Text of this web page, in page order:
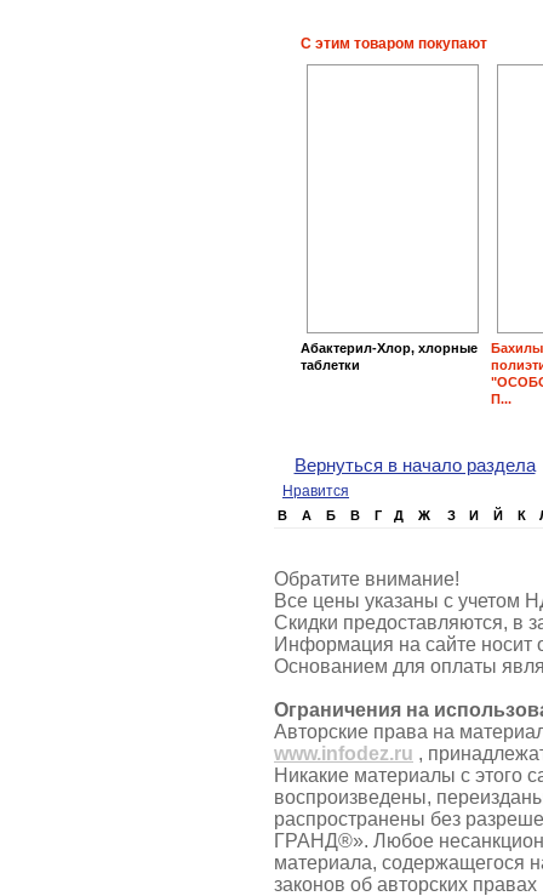
С этим товаром покупают
Абактерил-Хлор, хлорные
таблетки
П...
Вернуться в начало раздела
Нравится
B А Б В Г Д Ж З И Й К
Обратите внимание!
Все цены указаны с учетом
Скидки предоставляются, в
Информация на сайте носит
Основанием для оплаты
Ограничения на
Авторские права на
www.infodez.ru ,
Никакие материалы с этого
воспроизведены,
распространены без
ГРАНД®». Любое
материала, содержащегося
законов об авторских